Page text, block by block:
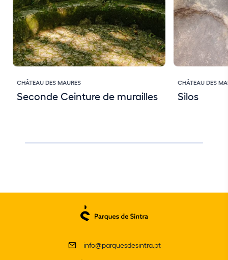
CHÂTEAU DES MAURES
Seconde Ceinture de murailles
CHÂTEAU DES
Silos
info@parquesdesintra.pt